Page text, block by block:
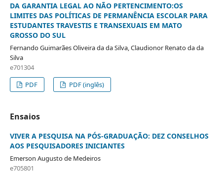
DA GARANTIA LEGAL AO NÃO PERTENCIMENTO:OS
LIMITES DAS POLÍTICAS DE PERMANÊNCIA ESCOLAR PARA
ESTUDANTES TRAVESTIS E TRANSEXUAIS EM MATO
GROSSO DO SUL
Fernando Guimarães Oliveira da da Silva, Claudionor Renato da da
Silva
e701304
PDF
PDF (inglês)
Ensaios
VIVER A PESQUISA NA PÓS-GRADUAÇÃO: DEZ CONSELHOS
AOS PESQUISADORES INICIANTES
Emerson Augusto de Medeiros
e705801